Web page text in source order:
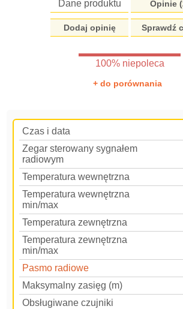
Dane produktu Opinie (
Dodaj opinię Sprawdź
100% niepoleca
+ do porównania
Czas i data
Zegar sterowany sygnałem
radiowym
Temperatura wewnętrzna
Temperatura wewnętrzna
min/max
Temperatura zewnętrzna
Temperatura zewnętrzna
min/max
Pasmo radiowe
Maksymalny zasięg (m)
Obsługiwane czujniki